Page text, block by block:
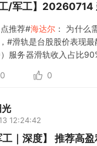
/军工】20260714
推荐#海达尔 ： 为什么
#滑轨是台股股价表现
服务器滑轨收入占比
0 0
12:24:42
工｜深度】 推荐高